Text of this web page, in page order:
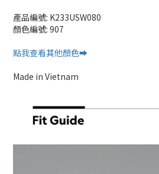
產品編號: K233USW080
顏色編號: 907
點我查看其他顏色➡️
Made in Vietnam